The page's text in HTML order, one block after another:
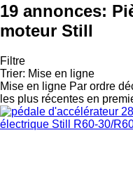
19 annonces:
moteur Still
Filtre
Trier: Mise en ligne
Mise en ligne Par ordre
les plus récentes en